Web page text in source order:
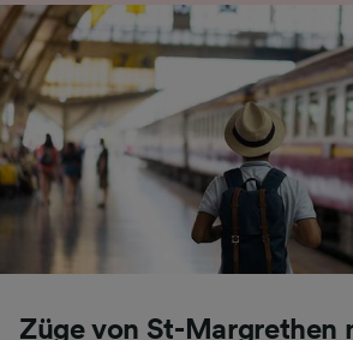
Züge von St-Margrethen
Folgendes bereitzustellen:
Verwendung genauer
Endgeräteeigenschaften zur
aktiv abfragen. Speichern von
Informationen auf einem
Personalisierte Werbung und
von Werbeleistung und der
Inhalten, Zielgruppenforschung
Entwicklung und Verbesserung
Angeboten.